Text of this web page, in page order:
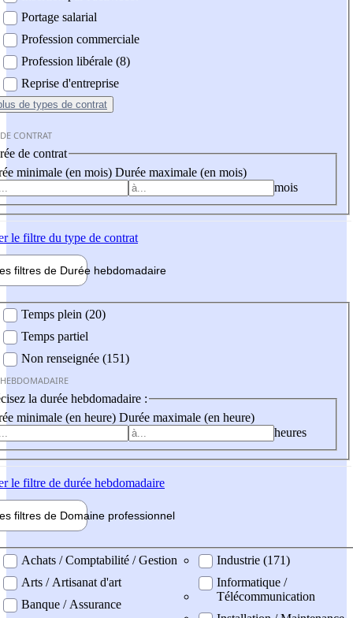
Portage salarial
Profession commerciale
Profession libérale (8)
Reprise d'entreprise
de types de contrat
CONTRAT
de contrat
minimale (en mois) Durée maximale (en mois)
mois
le filtre du type de contrat
filtres de Durée hebdomadaire
Temps plein (20)
Temps partiel
Non renseignée (151)
la durée hebdomadaire :
minimale (en heure) Durée maximale (en heure)
heures
le filtre de durée hebdomadaire
filtres de Domaine professionnel
professionel
Achats / Comptabilité / Gestion
Arts / Artisanat d'art
Banque / Assurance
Industrie (171)
Informatique /
Télécommunication